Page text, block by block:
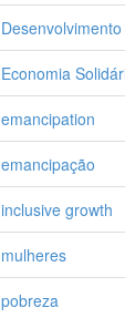
Economia
emancipation
emancipação
inclusive growth
mulheres
pobreza